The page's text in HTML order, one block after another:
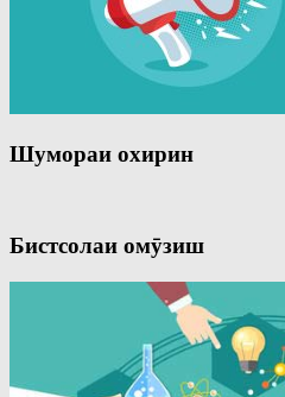
Шумораи охирин
Бистсолаи омӯзиш